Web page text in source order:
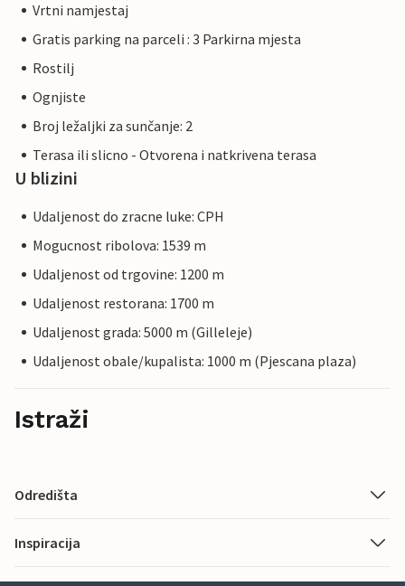
Vrtni namjestaj
Gratis parking na parceli : 3 Parkirna mjesta
Rostilj
Ognjiste
Broj ležaljki za sunčanje: 2
Terasa ili slicno - Otvorena i natkrivena terasa
U blizini
Udaljenost do zracne luke: CPH
Mogucnost ribolova: 1539 m
Udaljenost od trgovine: 1200 m
Udaljenost restorana: 1700 m
Udaljenost grada: 5000 m (Gilleleje)
Udaljenost obale/kupalista: 1000 m (Pjescana plaza)
Istraži
Odredišta
Inspiracija